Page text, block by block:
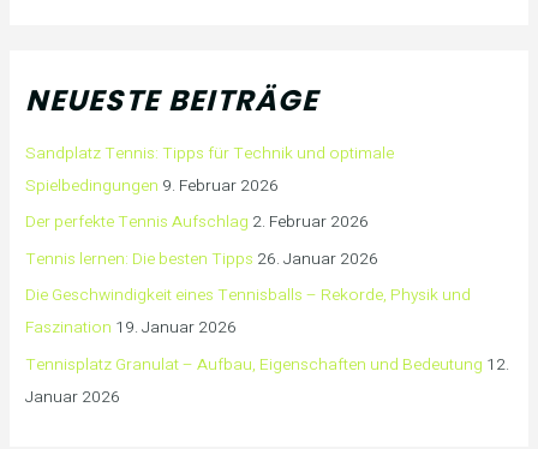
NEUESTE BEITRÄGE
Sandplatz Tennis: Tipps für Technik und optimale
Spielbedingungen 9. Februar 2026
Der perfekte Tennis Aufschlag 2. Februar 2026
Tennis lernen: Die besten Tipps 26. Januar 2026
Die Geschwindigkeit eines Tennisballs – Rekorde, Physik und
Faszination 19. Januar 2026
Tennisplatz Granulat – Aufbau, Eigenschaften und Bedeutung 12.
Januar 2026